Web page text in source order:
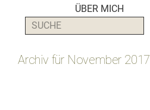
PR-
Agenturen
ÜBER MICH
SUCHE
Archiv für November 2017